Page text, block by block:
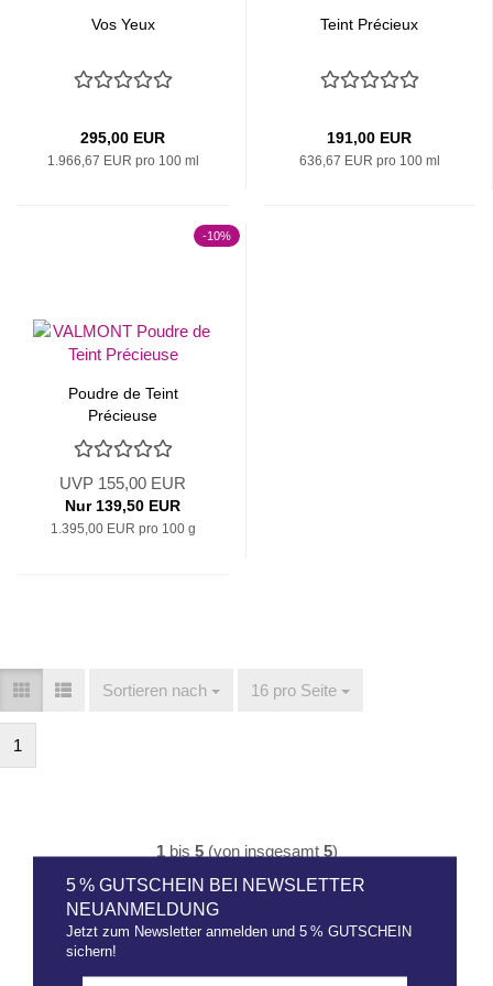
Vos Yeux
295,00 EUR
1.966,67 EUR pro 100 ml
Teint Précieux
191,00 EUR
636,67 EUR pro 100 ml
-10%
Poudre de Teint
Précieuse
UVP 155,00 EUR
Nur 139,50 EUR
1.395,00 EUR pro 100 g
Sortieren nach
Sortieren nach 16 pro Seite
pro Seite
1
1bis 5(von insgesamt 5)
5 % GUTSCHEIN BEI NEWSLETTER
NEUANMELDUNG
Jetzt zum Newsletter anmelden und 5 % GUTSCHEIN
sichern!